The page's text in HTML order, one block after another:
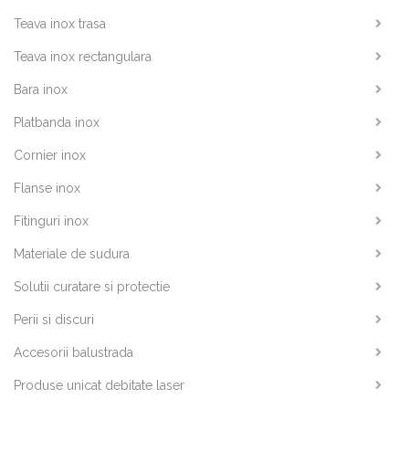
Teava inox trasa
Teava inox rectangulara
Bara inox
Platbanda inox
Cornier inox
Flanse inox
Fitinguri inox
Materiale de sudura
Solutii curatare si protectie
Perii si discuri
Accesorii balustrada
Produse unicat debitate laser